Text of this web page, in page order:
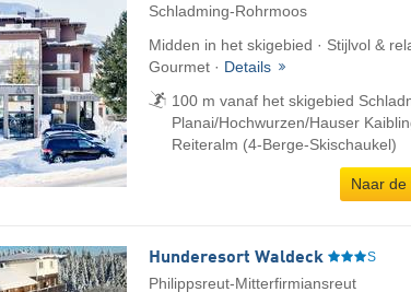
Schladming-Rohrmoos
Midden in het skigebied · Stijlvol &
Gourmet · Details
100 m vanaf het skigebied
Planai/​Hochwurzen/​Hauser
Reiteralm (4-Berge-Skischaukel)
Naar de
Hunderesort Waldeck S
Philippsreut-Mitterfirmiansreut